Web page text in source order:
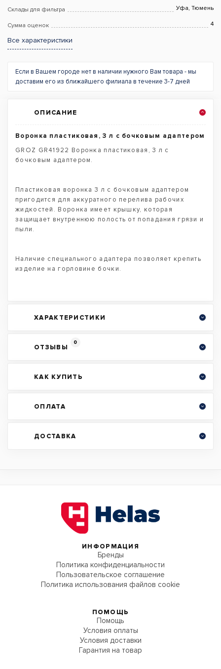
Склады для фильтра Уфа, Тюмень
Сумма оценок 4
Все характеристики
Если в Вашем городе нет в наличии нужного Вам товара - мы
доставим его из ближайшего филиала в течение 3-7 дней
ОПИСАНИЕ
Воронка пластиковая, 3 л с бочковым адаптером
GROZ GR41922 Воронка пластиковая, 3 л с
бочковым адаптером.
Пластиковая воронка 3 л с бочковым адаптером
пригодится для аккуратного перелива рабочих
жидкостей. Воронка имеет крышку, которая
защищает внутреннюю полость от попадания грязи и
пыли.
Наличие специального адаптера позволяет крепить
изделие на горловине бочки.
ХАРАКТЕРИСТИКИ
ОТЗЫВЫ
0
КАК КУПИТЬ
ОПЛАТА
ДОСТАВКА
ИНФОРМАЦИЯ
Бренды
Политика конфиденциальности
Пользовательское соглашение
Политика использования файлов cookie
ПОМОЩЬ
Помощь
Условия оплаты
Условия доставки
Гарантия на товар